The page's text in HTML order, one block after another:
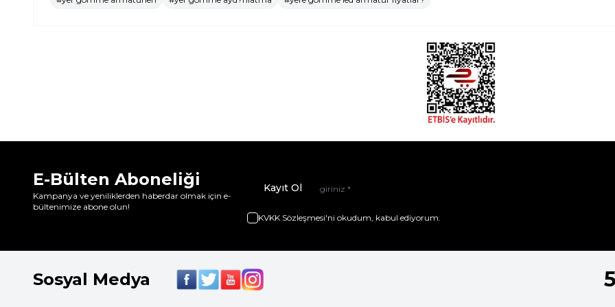
E-Bülten Aboneliği
Kampanya ve yeniliklerden haberdar olmak için e-
bültenimize abone olun!
Kayıt Ol
KVKK Sözleşmesi'ni okudum, kabul ediyorum.
Sosyal Medya